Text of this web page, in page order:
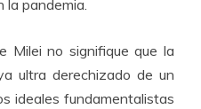
la pandemia.
Milei no signifique que la
ultra derechizado de un
ideales fundamentalistas